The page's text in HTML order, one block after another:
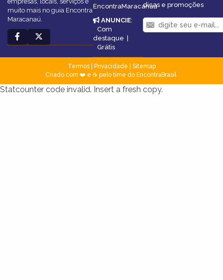
muito mais no guia Encontra
Maracanaú.
EncontraMaracanaú
ANUNCIE:
Com
destaque
Grátis
dicas e promoções
Termos| Privacidade
Sitemap
Criado com ❤️ e ☕ pelo time do EncontraBrasil
Statcounter code invalid. Insert a fresh copy.